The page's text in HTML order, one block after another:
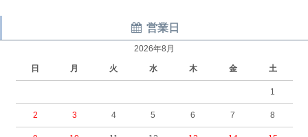
営業日
2026年8月
日 月 火 水 木 金 土
1
2 3 4 5 6 7 8